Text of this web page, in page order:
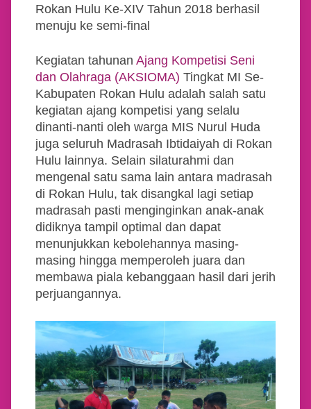
Rokan Hulu Ke-XIV Tahun 2018 berhasil
menuju ke semi-final
Kegiatan tahunan Ajang Kompetisi Seni
dan Olahraga (AKSIOMA) Tingkat MI Se-
Kabupaten Rokan Hulu adalah salah satu
kegiatan ajang kompetisi yang selalu
dinanti-nanti oleh warga MIS Nurul Huda
juga seluruh Madrasah Ibtidaiyah di Rokan
Hulu lainnya. Selain silaturahmi dan
mengenal satu sama lain antara madrasah
di Rokan Hulu, tak disangkal lagi setiap
madrasah pasti menginginkan anak-anak
didiknya tampil optimal dan dapat
menunjukkan kebolehannya masing-
masing hingga memperoleh juara dan
membawa piala kebanggaan hasil dari jerih
perjuangannya.